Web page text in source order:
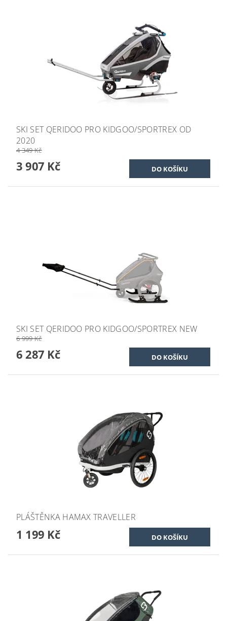
SKI SET QERIDOO PRO KIDGOO/SPORTREX OD
2020
4 349 Kč
3 907 Kč
SKI SET QERIDOO PRO KIDGOO/SPORTREX NEW
6 999 Kč
6 287 Kč
PLÁŠTĚNKA HAMAX TRAVELLER
1 199 Kč